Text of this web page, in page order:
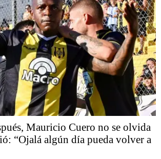
Mauricio Cuero no se olvida
“Ojalá algún día pueda volver a